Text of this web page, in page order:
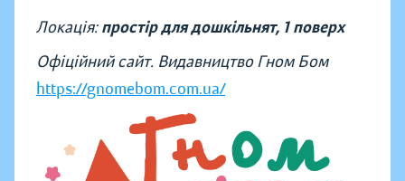
Локація:простір для дошкільнят, 1 поверх
Офіційний сайт. Видавництво Гном Бом
https://gnomebom.com.ua/